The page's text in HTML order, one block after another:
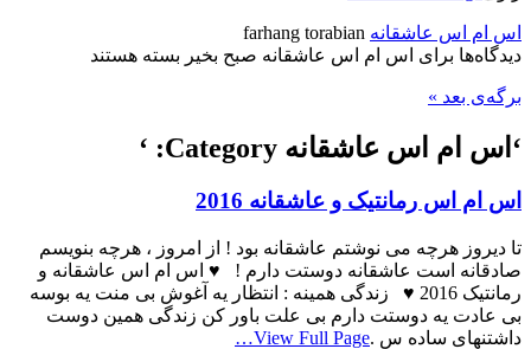
اس ام اس عاشقانه
دیدگاه‌ها برای اس ام اس عاشقانه صبح بخیر بسته هستند
برگه‌ی بعد »
‘اس ام اس عاشقانه Category: ‘
اس ام اس رمانتیک و عاشقانه 2016
ﺗﺎ ﺩﯾﺮﻭﺯ ﻫﺮﭼﻪ ﻣﯽ ﻧﻮﺷﺘﻢ ﻋﺎﺷﻘﺎﻧﻪ ﺑﻮﺩ ! ﺍﺯ ﺍﻣﺮﻭﺯ ، ﻫﺮﭼﻪ ﺑﻨﻮﯾﺴﻢ
ﺻﺎﺩﻗﺎﻧﻪ ﺍست ﻋﺎﺷﻘﺎﻧﻪ ﺩﻭﺳﺘﺖ ﺩﺍﺭﻡ ! ♥ اس ام اس عاشقانه و
رمانتیک 2016 ♥ زندگی همینه : انتظار یه آغوش بی منت یه بوسه
بی عادت یه دوستت دارم بی علت باور کن زندگی همین دوست
داشتنهای ساده س .View Full Page…